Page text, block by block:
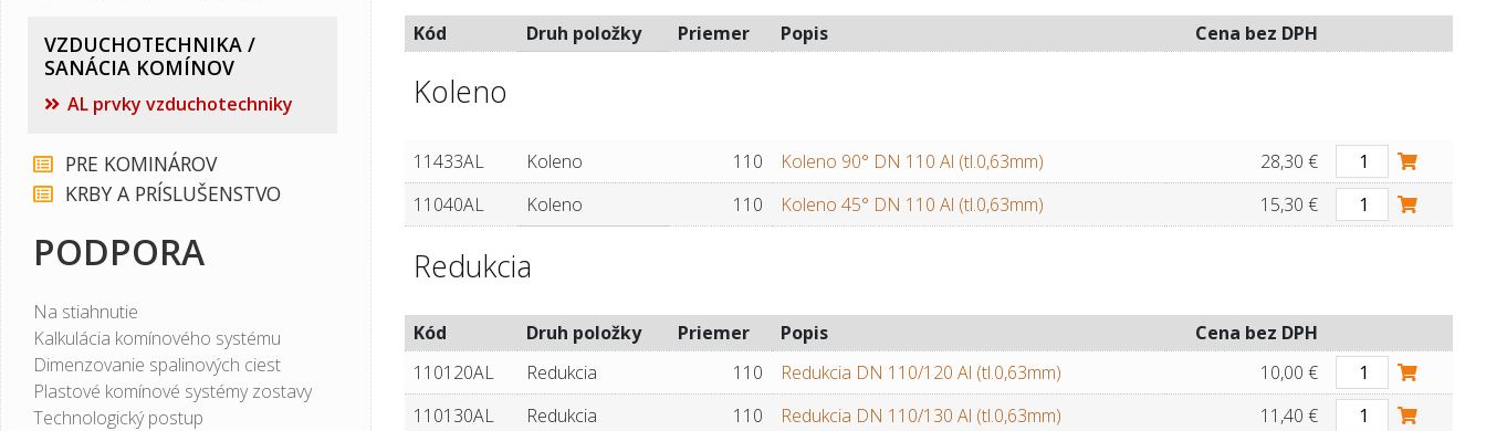
VZDUCHOTECHNIKA /
SANÁCIA KOMÍNOV
AL prvky vzduchotechniky
PRE KOMINÁROV
KRBY A PRÍSLUŠENSTVO
PODPORA
Na stiahnutie
Kalkulácia komínového systému
Dimenzovanie spalinových ciest
Plastové komínové systémy zostavy
Technologický postup
Koleno
Kód Druh položky Priemer Popis Cena bez DPH
11433AL Koleno 110 Koleno 90° DN 110 Al (tl.0,63mm)
28,30 €
11040AL
Koleno 110 Koleno 45° DN 110 Al (tl.0,63mm) 15,30 €
Redukcia
Kód Druh položky Priemer Popis
Cena bez DPH
110120AL
Redukcia 110 Redukcia DN 110/120 Al (tl.0,63mm)
10,00 €
110130AL
Redukcia 110 Redukcia DN 110/130 Al (tl.0,63mm) 11,40 €